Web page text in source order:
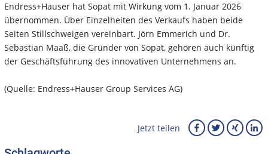
Endress+Hauser hat Sopat mit Wirkung vom 1. Januar 2026
übernommen. Über Einzelheiten des Verkaufs haben beide
Seiten Stillschweigen vereinbart. Jörn Emmerich und Dr.
Sebastian Maaß, die Gründer von Sopat, gehören auch künftig
der Geschäftsführung des innovativen Unternehmens an.
(Quelle: Endress+Hauser Group Services AG)
Jetzt teilen